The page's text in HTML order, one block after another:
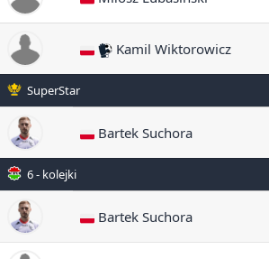
Kamil Wiktorowicz
SuperStar
Bartek Suchora
6 - kolejki
Bartek Suchora